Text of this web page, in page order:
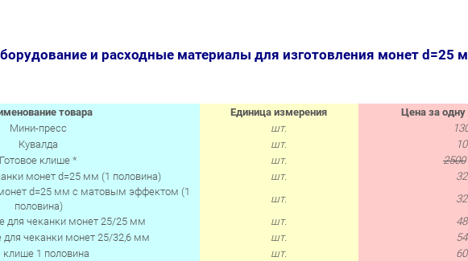
и расходные материалы для изготовления монет d=25
товара Единица измерения Цена за одну
Мини-пресс
шт.
Кувалда
шт.
Готовое клише *
шт. 2500
монет d=25 мм (1 половина)
шт.
d=25 мм с матовым эффектом (1
половина)
шт.
для чеканки монет 25/25 мм
шт.
чеканки монет 25/32,6 мм
шт.
клише 1 половина
шт.